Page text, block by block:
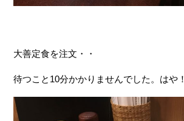
大善定食を注文・・
待つこと10分かかりませんでした。はや！